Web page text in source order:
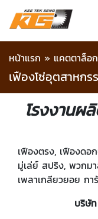
หน้าแรก » แคตตาล็อก
เฟืองโซ่อุตสาหก
โรงงานผ
เฟืองตรง, เฟืองดอ
มู่เล่ย์ สปริง, พวกม
เพลาเกลียวยอย ก
บริษั